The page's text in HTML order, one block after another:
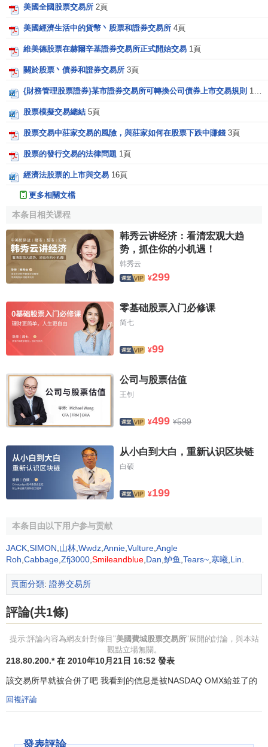
(三)轉折階段
1817年建造的伊利運河，通過哈得遜河將五大湖與紐約
市相連，於是美國西部豐富的物產可以通過五大湖和伊利運
河直接運送到紐約，最終使得紐約取代了費城成為國家商業
代所有全國性的股票交易所都開始蓬勃發展起來，很大程度
上得益於運河的建造。1790年到1834年，費城股票交易所都
是在“商人咖啡屋”里運行，1834年交易所大樓正式建成並投
入使用，費城股票交易所於是有了自己的總部。
濟才有了一定程度的改善，然而費城再也沒有重拾美國金融
業的顯著地位。不過，技術創新還是不斷推進費城股票交易
所的發展，如1928年，鐵路股票在費城交易所炙手可熱，形
成1837年經濟大蕭條後新一輪的投資和投機熱潮。
1846年，費城股票交易所引入電報傳遞股票信息，1884
年使用了“股票行情自動收錄器”。這些新的發明改變了證券交
易的傳統方式，給交易所帶來了新的商機。1870年，費城股
助證券交割，但只負責“整股”結算，“零股”還要在買賣人之間
結算。
1914年，歐洲戰爭前期由於市場混亂，交易所被迫關閉
斯福總統宣佈銀行休假，交易所又關閉了10天。除了這兩次
間隙，費城股票交易所的運作一直沒有中斷過。
1923年交易所嘗試性地引入了“交易商”，允許Herbert T.
股，並以NYSE上的買賣價格為基礎為該股票做市。這種零
股的交易商——專家制度隨即也在其他的區域性交易所推廣
開來。
二戰後，費城股票交易所開始向費城之外擴展，1949年
與巴爾的摩股票交易所合併，1953年與華盛頓股票交易所合
併，通過聯合會員協議，將交易擴展到匹茲堡、波士頓以及
蒙特利爾。
是第一批趕上電子交易潮流的。1975年，引入了PACE(費城
進行產品創新，1975年股票期權掛牌上市，費城交易所成為
第一家交易股票期權的地方性交易所。1988年4月，交易所
利用電子新系統AUTOM(自動期權市場)交易貨幣期權，該系
動執行併進行電子確認。
影響，同年12月還開始了外匯期權交易。到1988年貨幣期權
美國全國股票交易所 2頁
美國經濟生活中的貨幣丶股票和證券交易所 4頁
維美德股票在赫爾辛基證券交易所正式開始交易 1頁
關於股票丶債券和證券交易所 3頁
{財務管理股票證券}某市證券交易所可轉換公司債券上市交易規則 17頁
股票模擬交易總結 5頁
股票交易中莊家交易的風險，與莊家如何在股票下跌中賺錢 3頁
股票的發行交易的法律問題 1頁
經濟法股票的上市與交易 16頁
更多相關文檔
本条目相关课程
韩秀云讲经济：看清宏观大趋
势，抓住你的小机遇！
韩秀云
¥299
零基础股票入门必修课
简七
¥99
公司与股票估值
王钊
¥499 ¥599
从小白到大白，重新认识区块链
白硕
¥199
本条目由以下用户参与贡献
JACK SIMON 山林 Wwdz Annie Vulture Angle
Roh Cabbage Zfj3000 Smileandblue Dan 鲈鱼 Tears~ 寒曦 Lin
頁面分類: 證券交易所
評論(共1條)
提示:評論內容為網友針對條目"美國費城股票交易所"展開的討論，與本站
觀點立場無關。
218.80.200.* 在 2010年10月21日 16:52 發表
該交易所早就被合併了吧 我看到的信息是被NASDAQ OMX給並了的
回複評論
發表評論